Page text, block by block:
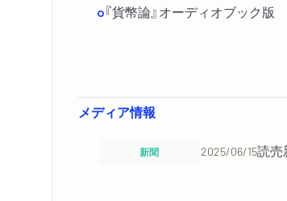
『貨幣論』オーディオブック版
メディア情報
新聞 2025/06/15読売